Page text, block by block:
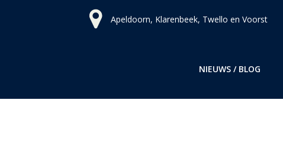
Apeldoorn, Klarenbeek, Twello en Voorst
NIEUWS / BLOG